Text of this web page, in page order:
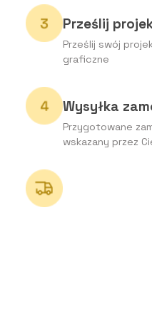
Prześlij
Prześlij swój
graficzne
Wysyłka
Przygotowane
wskazany przez